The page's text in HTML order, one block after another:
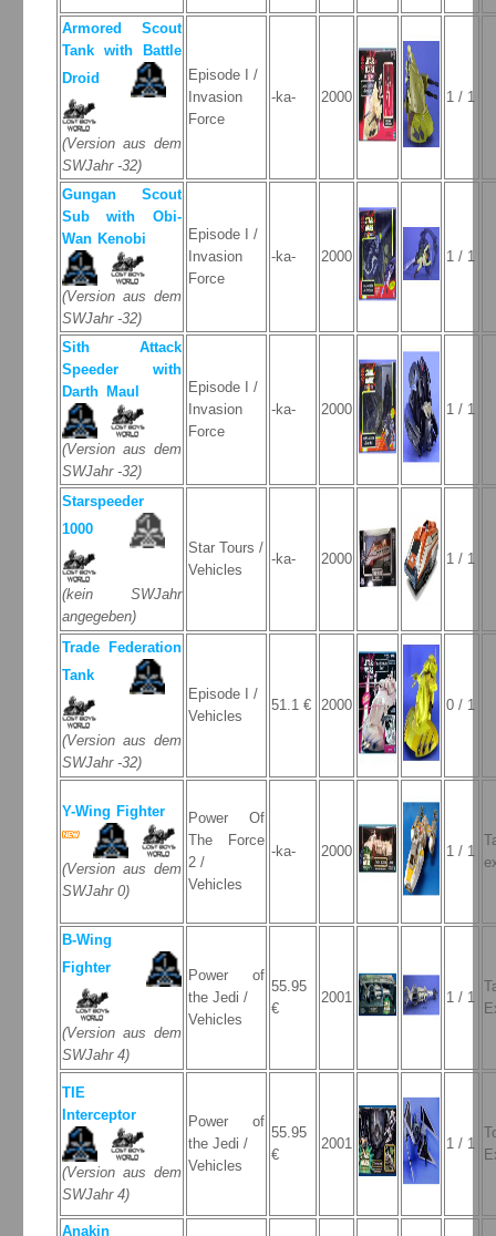
Armored Scout
Tank with Battle
Droid
(Version aus dem
SWJahr -32)
Episode I /
Invasion
Force
-ka- 2000 1 / 1
Gungan Scout
Sub with Obi-
Wan Kenobi
(Version aus dem
SWJahr -32)
Episode I /
Invasion
Force
-ka- 2000 1 / 1
Sith Attack
Speeder with
Darth Maul
(Version aus dem
SWJahr -32)
Episode I /
Invasion
Force
-ka- 2000 1 / 1
Starspeeder
1000
(kein SWJahr
angegeben)
Star Tours /
Vehicles
-ka- 2000 1 / 1
Trade Federation
Tank
(Version aus dem
SWJahr -32)
Episode I /
Vehicles
51.1 € 2000 0 / 1
Y-Wing Fighter
(Version aus dem
SWJahr 0)
Power Of
The Force
2 /
Vehicles
-ka- 2000 1 / 1
B-Wing
Fighter
(Version aus dem
SWJahr 4)
Power of
the Jedi /
Vehicles
55.95
€
2001 1 / 1
TIE
Interceptor
(Version aus dem
SWJahr 4)
Power of
the Jedi /
Vehicles
55.95
€
2001 1 / 1
Anakin